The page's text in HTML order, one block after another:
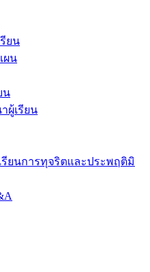
ยน
ผน
น
ผู้เรียน
รียนการทุจริตและประพฤติมิ